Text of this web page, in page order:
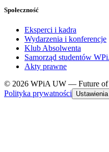
Społeczność
Eksperci i kadra
Wydarzenia i konferencje
Klub Absolwenta
Samorząd studentów
Akty prawne
© 2026 WPiA UW — Future of
Polityka prywatności